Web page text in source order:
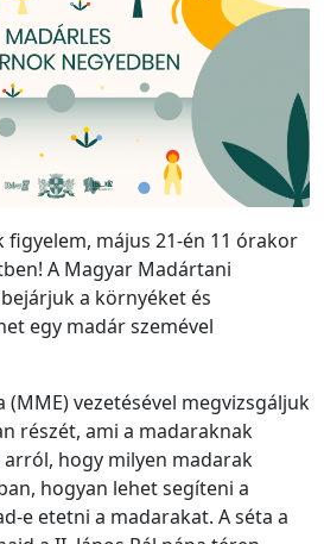
figyelem, május 21-én 11 órakor
A Magyar Madártani
a környéket és
egy madár szemével
(MME) vezetésével megvizsgáljuk
részét, ami a madaraknak
hogy milyen madarak
hogyan lehet segíteni a
e etetni a madarakat. A séta a